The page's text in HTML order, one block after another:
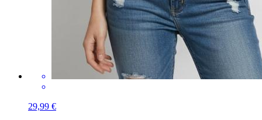
29,99 €